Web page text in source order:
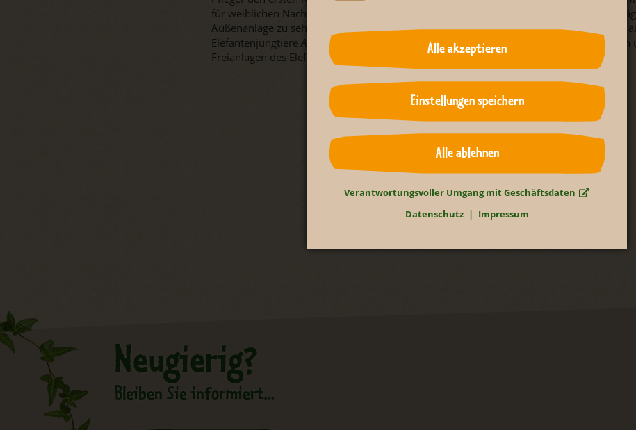
für weiblichen Nachwuchs. Guanakojungtier
entwickelt sich sehr gut und ist
Außenanlage zu sehen. Im Giraffenhaus brachte Sipiwe ihr erstes Jungtier zur Welt und
Elefantenjungtiere Akito und
entwickeln sich prächtig und toben ausgelassen
Freianlagen des Elefantentempels.
Neugierig?
Bleiben Sie informiert...
Alle akzeptieren
Einstellungen speichern
Alle ablehnen
Verantwortungsvoller Umgang mit Geschäftsdaten
Datenschutz
Impressum